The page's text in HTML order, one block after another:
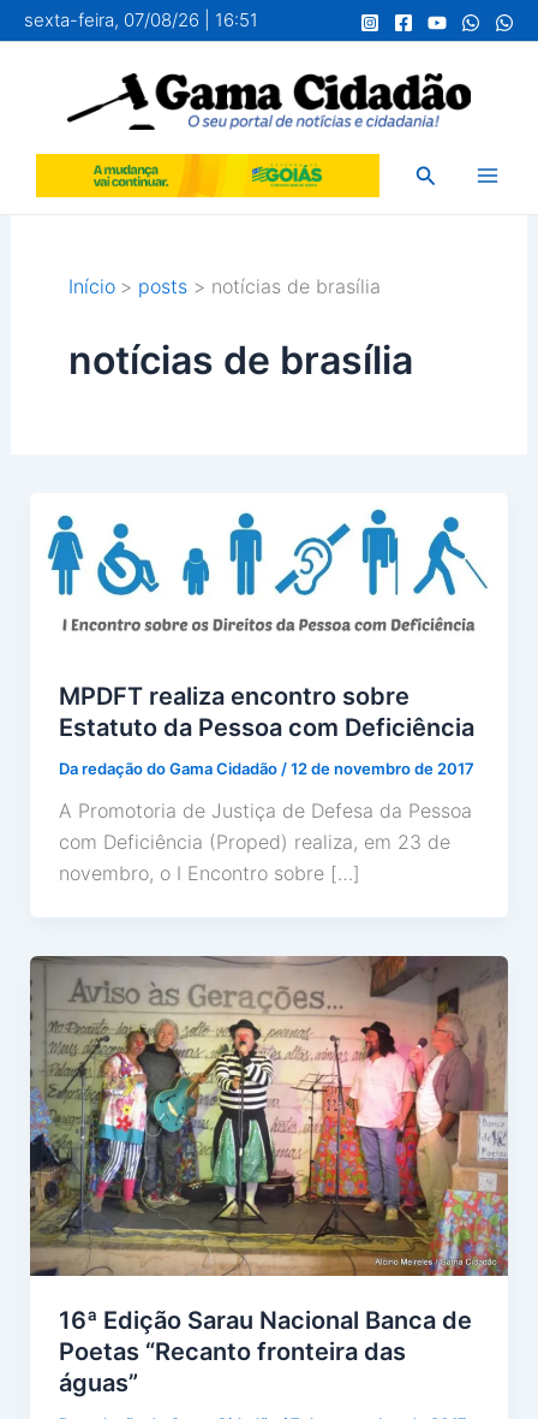
para
conteúdo
sexta-feira, 07/08/26 | 16:51
Pesquisar
Início posts notícias de brasília
notícias de brasília
MPDFT realiza encontro sobre
Estatuto da Pessoa com Deficiência
Da redação do Gama Cidadão/12 de novembro de 2017
A Promotoria de Justiça de Defesa da Pessoa
com Deficiência (Proped) realiza, em 23 de
novembro, o I Encontro sobre […]
16ª Edição Sarau Nacional Banca de
Poetas “Recanto fronteira das
águas”